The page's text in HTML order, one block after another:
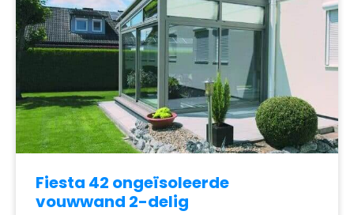
Fiesta 42 ongeïsoleerde
vouwwand 2-delig